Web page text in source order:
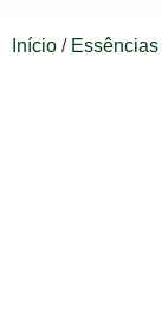
Início / Essências